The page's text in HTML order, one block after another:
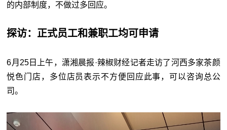
的内部制度，不做过多回应。
探访：正式员工和兼职工均可申请
6月25日上午，潇湘晨报·辣椒财经记者走访了河西多家茶颜
悦色门店，多位店员表示不方便回应此事，可以咨询总公
司。